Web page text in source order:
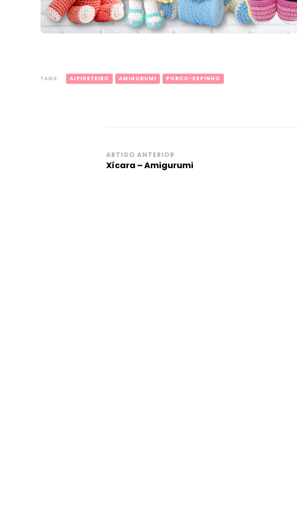
TAGS: ALFINETEIRO AMIGURUMI PORCO-ESPINHO
Navegação
de
ARTIGO ANTERIOR
Xícara – Amigurumi